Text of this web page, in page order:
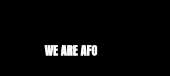
WE ARE AFO